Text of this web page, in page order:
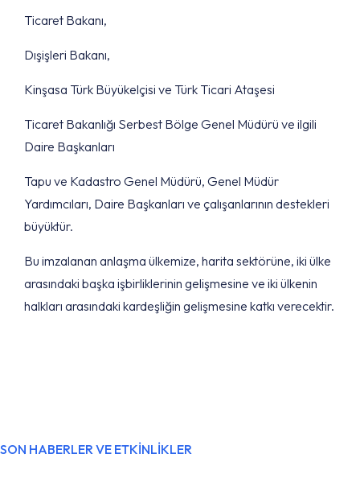
Ticaret Bakanı,
Dışişleri Bakanı,
Kinşasa Türk Büyükelçisi ve Türk Ticari Ataşesi
Ticaret Bakanlığı Serbest Bölge Genel Müdürü ve ilgili
Daire Başkanları
Tapu ve Kadastro Genel Müdürü, Genel Müdür
Yardımcıları, Daire Başkanları ve çalışanlarının destekleri
büyüktür.
Bu imzalanan anlaşma ülkemize, harita sektörüne, iki ülke
arasındaki başka işbirliklerinin gelişmesine ve iki ülkenin
halkları arasındaki kardeşliğin gelişmesine katkı verecektir.
SON HABERLER VE ETKİNLİKLER